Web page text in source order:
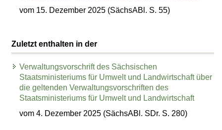
vom 15. Dezember 2025 (SächsABl. S. 55)
Zuletzt enthalten in der
Verwaltungsvorschrift des Sächsischen
Staatsministeriums für Umwelt und Landwirtschaft über
die geltenden Verwaltungsvorschriften des
Staatsministeriums für Umwelt und Landwirtschaft
vom 4. Dezember 2025 (SächsABl. SDr. S. 280)